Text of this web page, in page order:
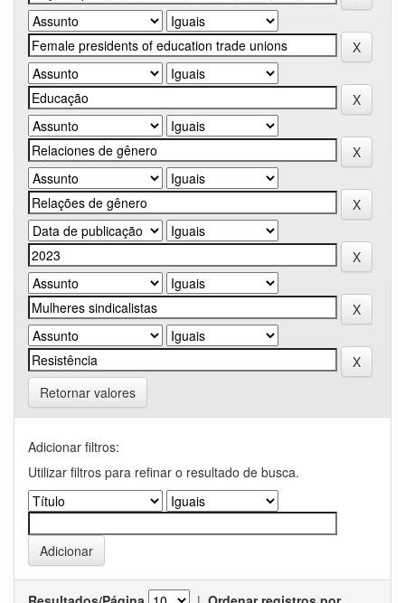
Retornar valores
Adicionar filtros:
Utilizar filtros para refinar o resultado de busca.